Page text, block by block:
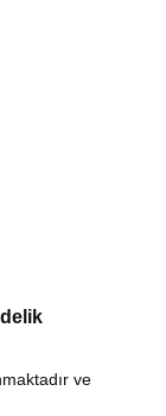
ve